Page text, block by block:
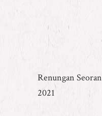
Renungan
2021